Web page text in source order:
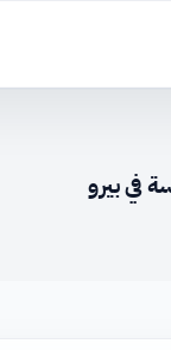
في بيرو